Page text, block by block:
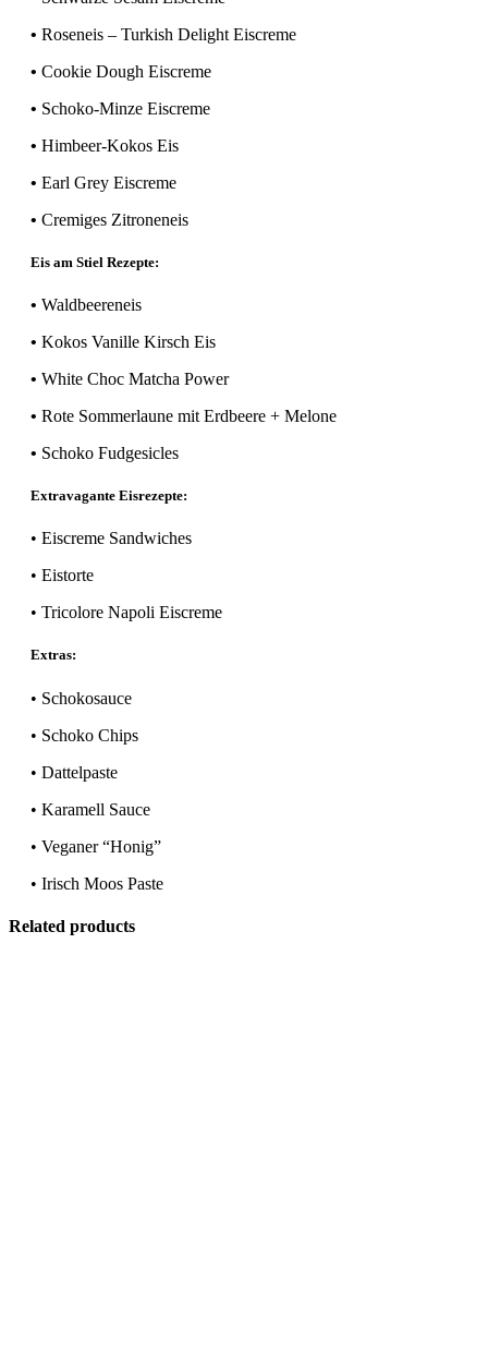
• Roseneis – Turkish Delight Eiscreme
• Cookie Dough Eiscreme
• Schoko-Minze Eiscreme
• Himbeer-Kokos Eis
• Earl Grey Eiscreme
• Cremiges Zitroneneis
Eis am Stiel Rezepte:
• Waldbeereneis
• Kokos Vanille Kirsch Eis
• White Choc Matcha Power
• Rote Sommerlaune mit Erdbeere + Melone
• Schoko Fudgesicles
Extravagante Eisrezepte:
• Eiscreme Sandwiches
• Eistorte
• Tricolore Napoli Eiscreme
Extras:
• Schokosauce
• Schoko Chips
• Dattelpaste
• Karamell Sauce
• Veganer “Honig”
• Irisch Moos Paste
Related products